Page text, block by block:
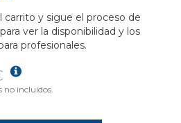
carrito y sigue el proceso de
ver la disponibilidad y los
profesionales.
no incluidos.